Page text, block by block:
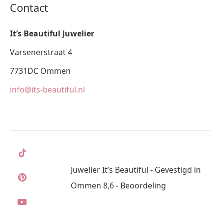
Contact
It’s Beautiful Juwelier
Varsenerstraat 4
7731DC Ommen
info@its-beautiful.nl
Juwelier It’s Beautiful - Gevestigd in
Ommen 8,6 - Beoordeling